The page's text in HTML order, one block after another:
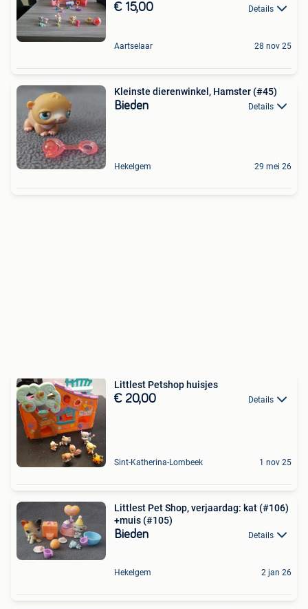
€ 15,00 Details
Aartselaar 28 nov 25
Kleinste dierenwinkel, Hamster (#45)
Bieden Details
Hekelgem 29 mei 26
Littlest Petshop huisjes
€ 20,00 Details
Sint-Katherina-Lombeek 1 nov 25
Littlest Pet Shop, verjaardag: kat (#106)
+muis (#105)
Bieden Details
Hekelgem 2 jan 26